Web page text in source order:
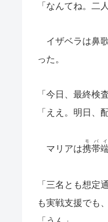
「なんてね。二
イザベラは鼻
った。
「今日、最終検
「ええ。明日、
マリアは携帯
モバ
「三名とも想定
も実戦支援でも